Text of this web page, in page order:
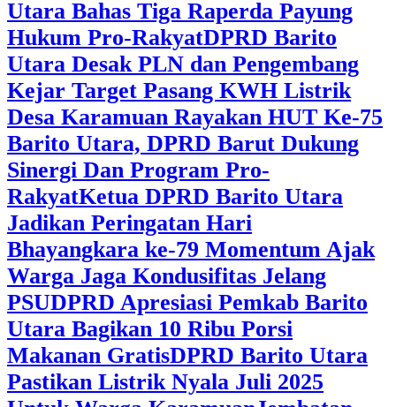
Utara Bahas Tiga Raperda Payung
Hukum Pro-RakyatDPRD Barito
Utara Desak PLN dan Pengembang
Kejar Target Pasang KWH Listrik
Desa Karamuan Rayakan HUT Ke-75
Barito Utara, DPRD Barut Dukung
Sinergi Dan Program Pro-
RakyatKetua DPRD Barito Utara
Jadikan Peringatan Hari
Bhayangkara ke-79 Momentum Ajak
Warga Jaga Kondusifitas Jelang
PSUDPRD Apresiasi Pemkab Barito
Utara Bagikan 10 Ribu Porsi
Makanan GratisDPRD Barito Utara
Pastikan Listrik Nyala Juli 2025